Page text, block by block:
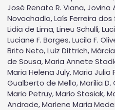
José Renato R. Viana, Jovina
Novochadlo, Laís Ferreira
Lidia de Lima, Lineu Schulli,
Luciane F. Borges, Lucila F.
Brito Neto, Luiz Dittrich,
de Sousa, Maria Annete
Maria Helena July, Maria Julia
Gualberto de Mello, Marília D.
Mario Petruy, Mario Stasiak,
Andrade, Marlene Maria